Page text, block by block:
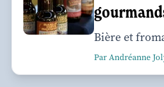
Bière et
Par Andréanne